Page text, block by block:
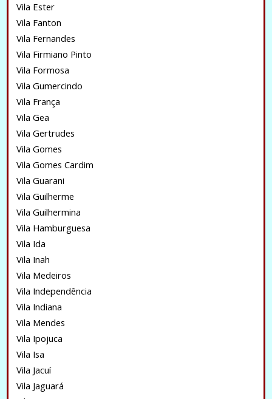
Vila Ester
Vila Fanton
Vila Fernandes
Vila Firmiano Pinto
Vila Formosa
Vila Gumercindo
Vila França
Vila Gea
Vila Gertrudes
Vila Gomes
Vila Gomes Cardim
Vila Guarani
Vila Guilherme
Vila Guilhermina
Vila Hamburguesa
Vila Ida
Vila Inah
Vila Medeiros
Vila Independência
Vila Indiana
Vila Mendes
Vila Ipojuca
Vila Isa
Vila Jacuí
Vila Jaguará